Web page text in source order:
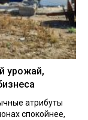
урожай,
атрибуты
спокойнее,